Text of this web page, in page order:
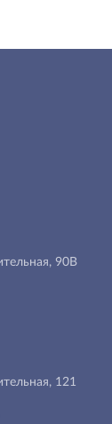
90B
121